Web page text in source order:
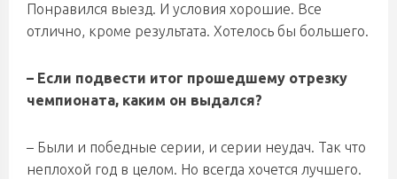
Понравился выезд. И условия хорошие. Все
отлично, кроме результата. Хотелось бы большего.
– Если подвести итог прошедшему отрезку
чемпионата, каким он выдался?
– Были и победные серии, и серии неудач. Так что
неплохой год в целом. Но всегда хочется лучшего.